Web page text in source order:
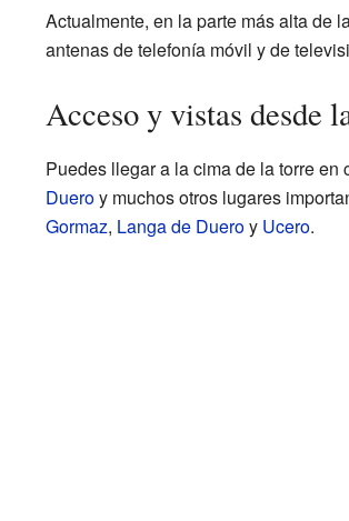
Actualmente, en la parte más alta de
antenas de telefonía móvil y de
Acceso y vistas desde
Puedes llegar a la cima de la torre
Dueroy muchos otros lugares
Gormaz, Langa de Dueroy Ucero.